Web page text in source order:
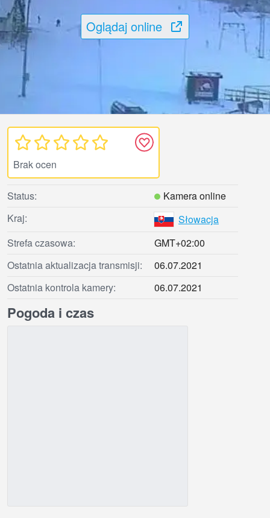
Oglądaj online
Brak ocen
Status:
Kamera online
Kraj:
Słowacja
Strefa czasowa:
GMT+02:00
Ostatnia aktualizacja transmisji:
06.07.2021
Ostatnia kontrola kamery:
06.07.2021
Pogoda i czas